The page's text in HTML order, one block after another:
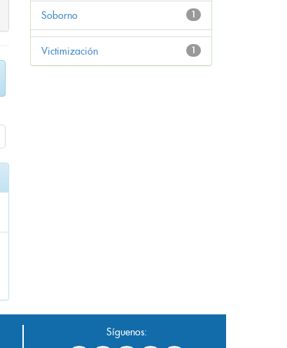
1
Soborno
1
Victimización
Síguenos: